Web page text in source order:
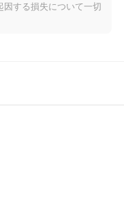
因する損失について一切